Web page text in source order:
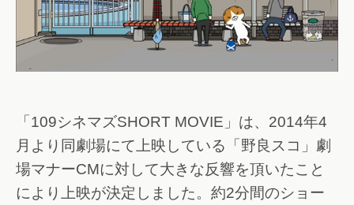
「109シネマズSHORT MOVIE」は、2014年4
月より同劇場にて上映している「野良スコ」劇
場マナーCMに対して大きな反響を頂いたこと
により上映が決定しました。約2分間のショー